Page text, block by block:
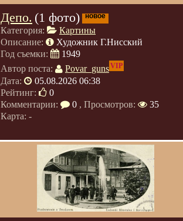
Депо. (1 фото) новое
Категория:
Картины
Описание:
Художник Г.Нисский
Год съемки:
1949
Автор поста:
Povar_gunsVIP
Дата:
05.08.2026 06:38
Рейтинг:
0
Комментарии:
0 , Просмотров:
35
Карта: -